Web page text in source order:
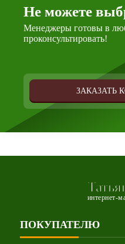
Не можете
Менеджеры готовы в
проконсультировать!
ЗАКАЗАТЬ
интернет-
ПОКУПАТЕЛЮ